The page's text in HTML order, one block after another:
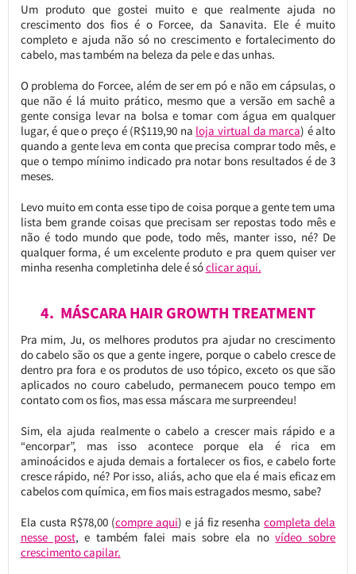
Um produto que gostei muito e que realmente ajuda no
crescimento dos fios é o Forcee, da Sanavita. Ele é muito
completo e ajuda não só no crescimento e fortalecimento do
cabelo, mas também na beleza da pele e das unhas.
O problema do Forcee, além de ser em pó e não em cápsulas, o
que não é lá muito prático, mesmo que a versão em sachê a
gente consiga levar na bolsa e tomar com água em qualquer
lugar, é que o preço é (R$119,90 na loja virtual da marca) é alto
quando a gente leva em conta que precisa comprar todo mês, e
que o tempo mínimo indicado pra notar bons resultados é de 3
meses.
Levo muito em conta esse tipo de coisa porque a gente tem uma
lista bem grande coisas que precisam ser repostas todo mês e
não é todo mundo que pode, todo mês, manter isso, né? De
qualquer forma, é um excelente produto e pra quem quiser ver
minha resenha completinha dele é sóclicar aqui.
4. MÁSCARA HAIR GROWTH TREATMENT
Pra mim, Ju, os melhores produtos pra ajudar no crescimento
do cabelo são os que a gente ingere, porque o cabelo cresce de
dentro pra fora e os produtos de uso tópico, exceto os que são
aplicados no couro cabeludo, permanecem pouco tempo em
contato com os fios, mas essa máscara me surpreendeu!
Sim, ela ajuda realmente o cabelo a crescer mais rápido e a
“encorpar”, mas isso acontece porque ela é rica em
aminoácidos e ajuda demais a fortalecer os fios, e cabelo forte
cresce rápido, né? Por isso, aliás, acho que ela é mais eficaz em
cabelos com química, em fios mais estragados mesmo, sabe?
Ela custa R$78,00 (compre aqui) e já fiz resenhacompleta dela
nesse post, e também falei mais sobre ela novídeo sobre
crescimento capilar.